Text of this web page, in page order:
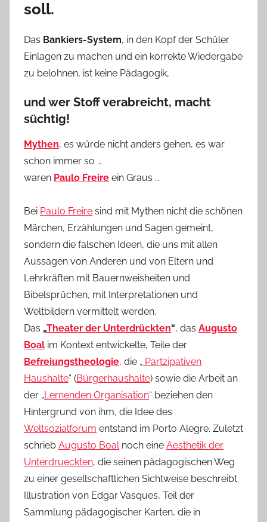
soll.
Das Bankiers-System, in den Kopf der Schüler
Einlagen zu machen und ein korrekte Wiedergabe
zu belohnen, ist keine Pädagogik,
und wer Stoff verabreicht, macht
süchtig!
Mythen, es würde nicht anders gehen, es war
schon immer so …
waren Paulo Freire ein Graus …
Bei Paulo Freire sind mit Mythen nicht die schönen
Märchen, Erzählungen und Sagen gemeint,
sondern die falschen Ideen, die uns mit allen
Aussagen von Anderen und von Eltern und
Lehrkräften mit Bauernweisheiten und
Bibelsprüchen, mit Interpretationen und
Weltbildern vermittelt werden.
Das „Theater der Unterdrückten“, das Augusto
Boal im Kontext entwickelte, Teile der
Befreiungstheologie, die „ Partzipativen
Haushalte“ (Bürgerhaushalte) sowie die Arbeit an
der „Lernenden Organisation“ beziehen den
Hintergrund von ihm, die Idee des
Weltsozialforum entstand im Porto Alegre. Zuletzt
schrieb Augusto Boalnoch eine Aesthetik der
Unterdrueckten, die seinen pädagogischen Weg
zu einer gesellschaftlichen Sichtweise beschreibt.
Illustration von Edgar Vasques, Teil der
Sammlung pädagogischer Karten, die in